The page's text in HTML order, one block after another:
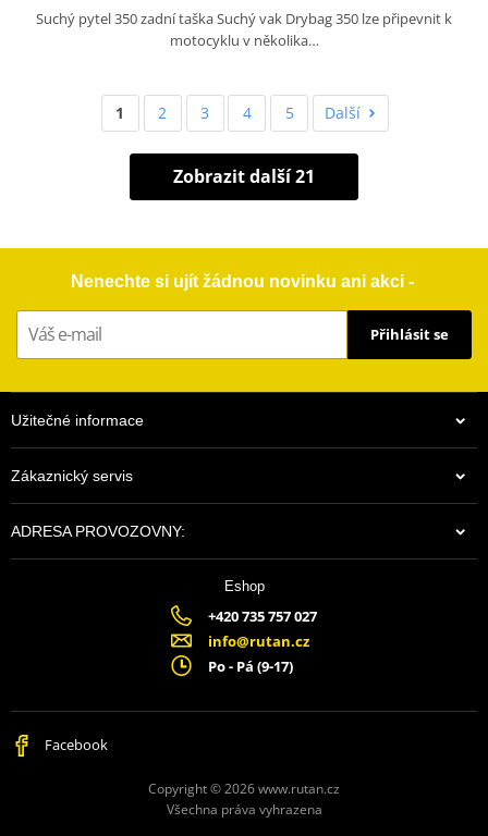
Suchý pytel 350 zadní taška Suchý vak Drybag 350 lze připevnit k
motocyklu v několika…
1 2 3 4 5 Další
Zobrazit další 21
Nenechte si ujít žádnou novinku ani akci -
Přihlásit se
Užitečné informace
Zákaznický servis
ADRESA PROVOZOVNY:
Eshop
+420 735 757 027
info@rutan.cz
Po - Pá (9-17)
Facebook
Copyright © 2026 www.rutan.cz
Všechna práva vyhrazena